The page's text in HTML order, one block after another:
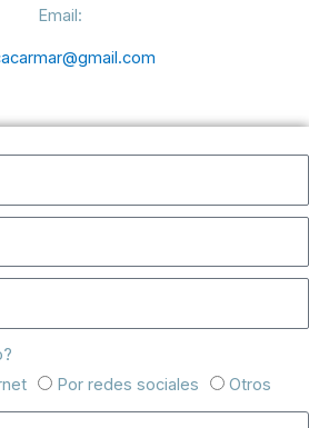
Email:
Por redes sociales Otros